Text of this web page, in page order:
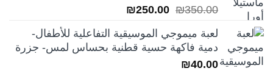
₪350.00
السعر
هو:
₪350.00.
₪250.00
هو:
₪250.00.
لعبة ميموجي الموسيقية التفاعلية للأطفال-
دمية فاكهة حسية قطنية بحساس لمس- جزرة
₪40.00